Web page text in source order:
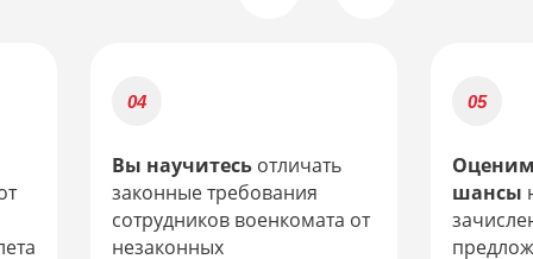
Вы научитесь отличать
законные требования
сотрудников военкомата от
незаконных
шансы